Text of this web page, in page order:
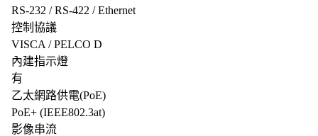
RS-232 / RS-422 / Ethernet
控制協議
VISCA / PELCO D
內建指示燈
有
乙太網路供電(PoE)
PoE+ (IEEE802.3at)
影像串流